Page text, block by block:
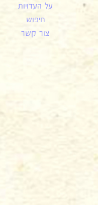
על העדויות
חיפוש
צור קשר